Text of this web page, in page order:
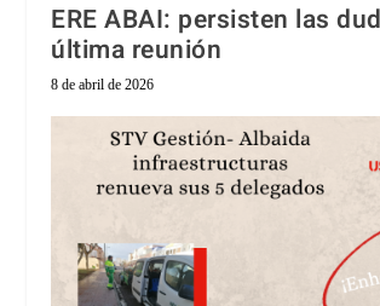
ERE ABAI: persisten las
última reunión
8 de abril de 2026